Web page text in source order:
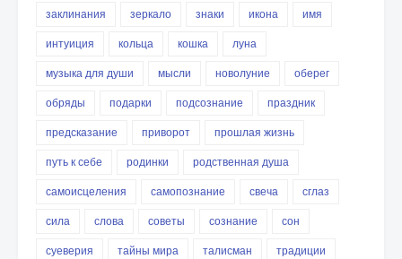
заклинания
зеркало знаки икона
имя
интуиция
кольца кошка
луна
музыка для души
мысли новолуние
оберег
обряды
подарки подсознание
праздник
предсказание
приворот
прошлая жизнь
путь к себе
родинки
родственная душа
самоисцеления
самопознание свеча
сглаз
сила
слова советы сознание
сон
суеверия
тайны мира талисман
традиции